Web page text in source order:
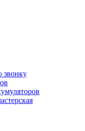
звонку